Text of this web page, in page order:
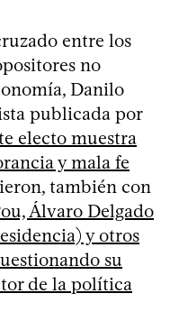
entre los
no
Danilo
publicada por
electo muestra
y mala fe
también con
Álvaro Delgado
y otros
su
de la política